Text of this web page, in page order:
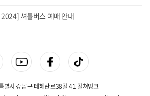
셔틀버스 예매 안내
별시 강남구 테헤란로38길 41 컬쳐띵크